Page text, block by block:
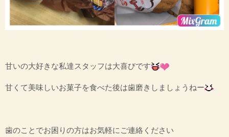
甘いの大好きな私達スタッフは大喜びです
甘くて美味しいお菓子を食べた後は歯磨きしましょうねー
歯のことでお困りの方はお気軽にご連絡ください